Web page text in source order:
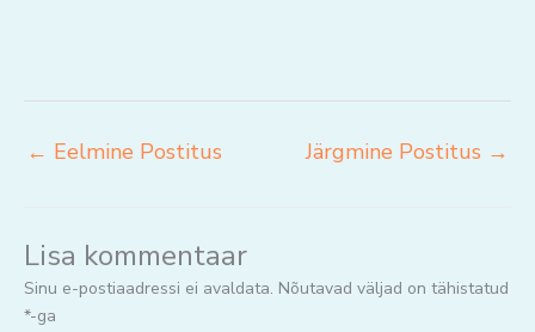
← Eelmine Postitus Järgmine Postitus →
Lisa kommentaar
Sinu e-postiaadressi ei avaldata. Nõutavad väljad on tähistatud
*-ga